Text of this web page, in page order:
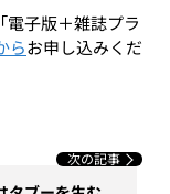
電子版＋雑誌プラ
らお申し込みくだ
次の記事